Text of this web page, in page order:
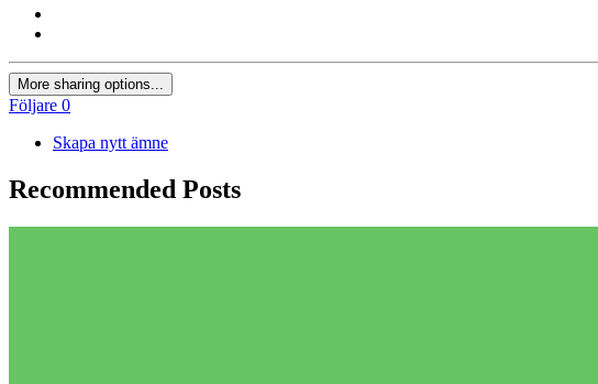
More sharing options...
Följare 0
Skapa nytt ämne
Recommended Posts